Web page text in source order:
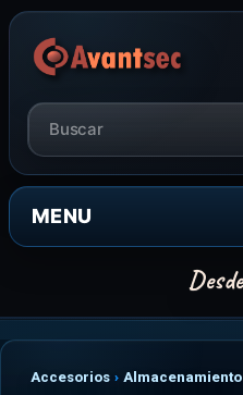
MENU
Accesorios Almacenamiento